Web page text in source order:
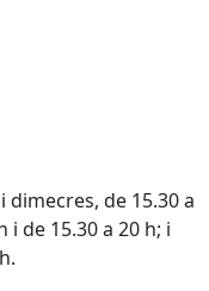
de 15.30 a
i de 15.30 a 20 h; i